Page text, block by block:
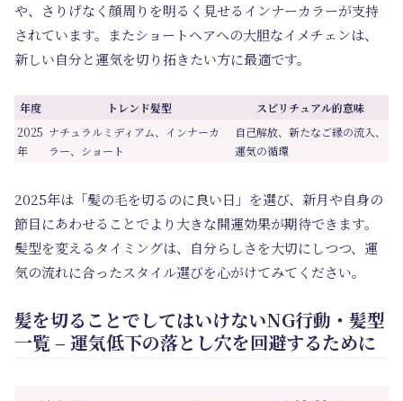
や、さりげなく顔周りを明るく見せるインナーカラーが支持
されています。またショートヘアへの大胆なイメチェンは、
新しい自分と運気を切り拓きたい方に最適です。
年度 トレンド髪型
スピリチュアル的意味
2025
年
ナチュラルミディアム、インナーカ
ラー、ショート
自己解放、新たなご縁の流入、
運気の循環
2025年は「髪の毛を切るのに良い日」を選び、新月や自身の
節目にあわせることでより大きな開運効果が期待できます。
髪型を変えるタイミングは、自分らしさを大切にしつつ、運
気の流れに合ったスタイル選びを心がけてみてください。
髪を切ることでしてはいけないNG行動・髪型
一覧 – 運気低下の落とし穴を回避するために